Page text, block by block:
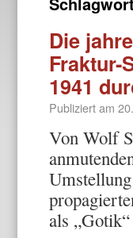
Die
Fraktur-
1941
Publiziert am
Von Wolf
als